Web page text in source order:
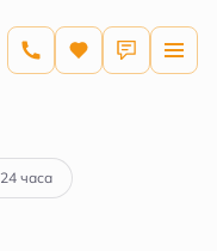
11 678 212 руб.
часа